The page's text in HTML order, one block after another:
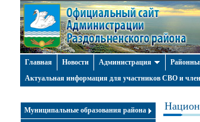
Главная Новости Администрация
Актуальная информация для участников СВО и
Муниципальные образования района